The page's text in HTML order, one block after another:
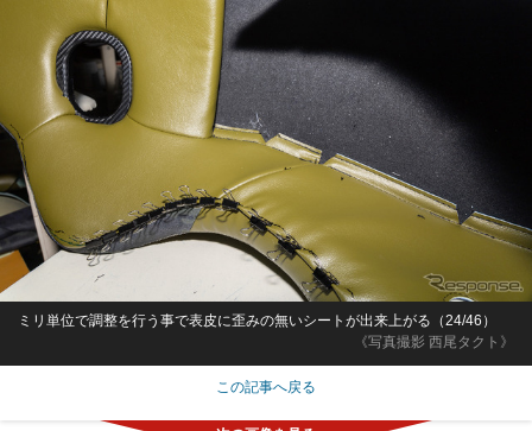
《写真撮影 西尾タクト》
ミリ単位で調整を行う事で表皮に歪みの無いシートが出来上がる（24/46）
この記事へ戻る